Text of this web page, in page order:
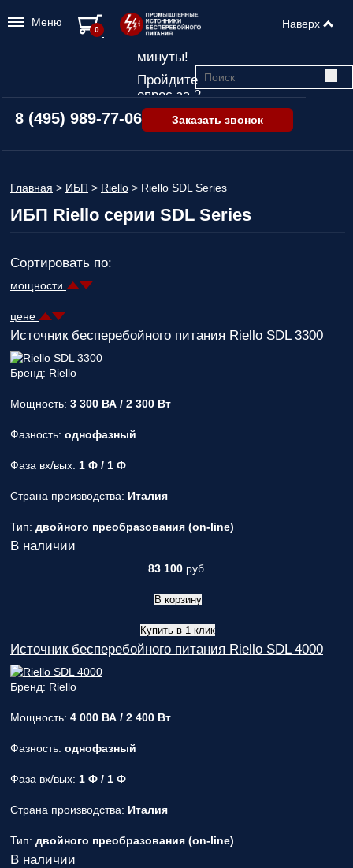
8 (495) 989-77-06 Заказать звонок
Главная > ИБП > Riello > Riello SDL Series
ИБП Riello серии SDL Series
Сортировать по:
мощности
цене
Источник бесперебойного питания Riello SDL 3300
Бренд: Riello
Мощность: 3 300 ВА / 2 300 Вт
Фазность: однофазный
Фаза вх/вых: 1 Ф / 1 Ф
Страна производства: Италия
Тип: двойного преобразования (on-line)
В наличии
83 100 руб.
В корзину
Купить в 1 клик
Источник бесперебойного питания Riello SDL 4000
Бренд: Riello
Мощность: 4 000 ВА / 2 400 Вт
Фазность: однофазный
Фаза вх/вых: 1 Ф / 1 Ф
Страна производства: Италия
Тип: двойного преобразования (on-line)
В наличии
Меню Наверх
0
Подбор ИБП
минуты!
Пройдите
опрос за 2
минуты
и узнайте,
какой ИБП
опрос и вы
только
важные для
Персональную
стоимости
работ и
вашего
менеджера,
который
ответственным
фаз: